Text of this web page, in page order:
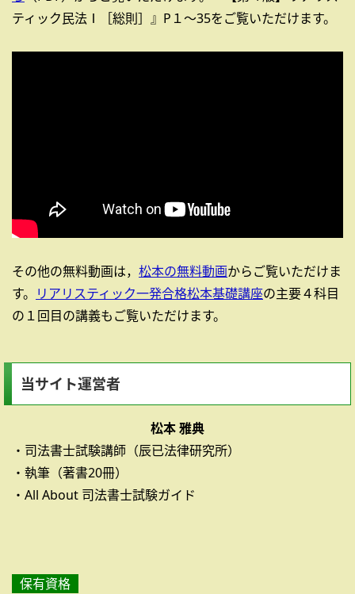
ティック民法Ⅰ［総則］』P１～35をご覧いただけます。
その他の無料動画は， 松本の無料動画からご覧いただけま
す。 リアリスティック一発合格松本基礎講座の主要４科目
の１回目の講義もご覧いただけます。
当サイト運営者
松本 雅典
・司法書士試験講師（辰已法律研究所）
・執筆（著書20冊）
・All About 司法書士試験ガイド
保有資格